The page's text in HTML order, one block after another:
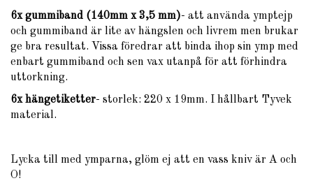
6xgummiband (140mm x 3,5 mm)- att använda ymptejp
och gummiband är lite av hängslen och livrem men brukar
ge bra resultat. Vissa föredrar att binda ihop sin ymp med
enbart gummiband och sen vax utanpå för att förhindra
uttorkning.
6x hängetiketter- storlek: 220 x 19mm. I hållbart Tyvek
material.
Lycka till med ymparna, glöm ej att en vass kniv är A och
O!